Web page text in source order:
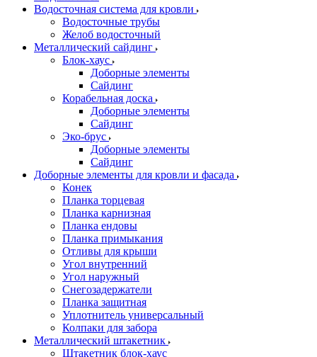
Водосточная система для кровли
Водосточные трубы
Желоб водосточный
Металлический сайдинг
Блок-хаус
Доборные элементы
Сайдинг
Корабельная доска
Доборные элементы
Сайдинг
Эко-брус
Доборные элементы
Сайдинг
Доборные элементы для кровли и фасада
Конек
Планка торцевая
Планка карнизная
Планка ендовы
Планка примыкания
Отливы для крыши
Угол внутренний
Угол наружный
Снегозадержатели
Планка защитная
Уплотнитель универсальный
Колпаки для забора
Металлический штакетник
Штакетник блок-хаус